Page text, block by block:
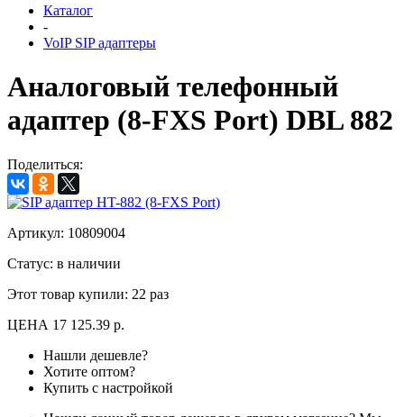
Каталог
-
VoIP SIP адаптеры
Аналоговый телефонный
адаптер (8-FXS Port) DBL 882
Поделиться:
Артикул: 10809004
Статус: в наличии
Этот товар купили: 22 раз
ЦЕНА 17 125.39 р.
Нашли дешевле?
Хотите оптом?
Купить с настройкой